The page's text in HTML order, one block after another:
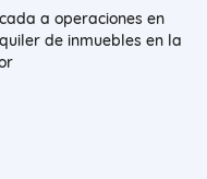
a operaciones en
de inmuebles en la